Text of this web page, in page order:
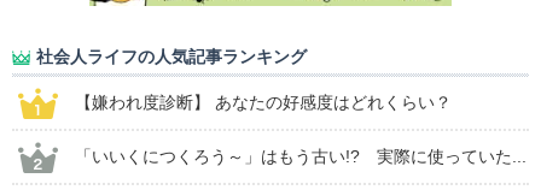
社会人ライフの人気記事ランキング
【嫌われ度診断】 あなたの好感度はどれくらい？
「いいくにつくろう～」はもう古い!? 実際に使っていた...